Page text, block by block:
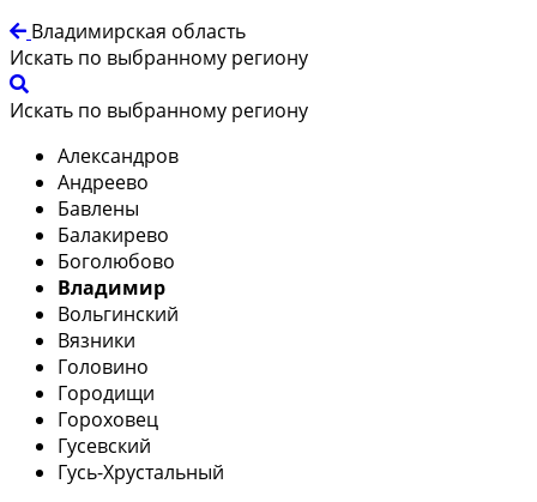
Владимирская область
Искать по выбранному региону
Искать по выбранному региону
Александров
Андреево
Бавлены
Балакирево
Боголюбово
Владимир
Вольгинский
Вязники
Головино
Городищи
Гороховец
Гусевский
Гусь-Хрустальный